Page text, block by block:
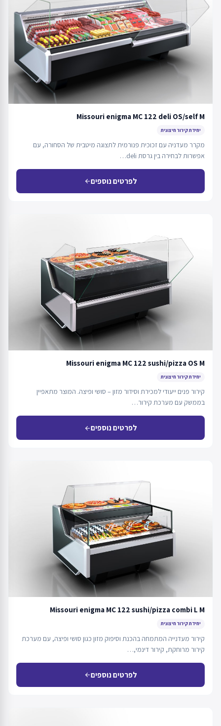
Missouri enigma MC 122 deli OS/self M
יחידת קירור חיצונית
מקרר מעדניה עם זכוכית פנורמית לתצוגה מיטבית של הסחורה, עם
אפשרות לבחירה בין גרסת deli…
לפרטים נוספיםarrow_back
Missouri enigma MC 122 sushi/pizza OS M
יחידת קירור חיצונית
קירור פנים ייעודי למכירת וסידור מזון – סושי ופיצה. המוצר מתאפיין
בממשק עם מערכת קירור…
לפרטים נוספיםarrow_back
Missouri enigma MC 122 sushi/pizza combi L M
יחידת קירור חיצונית
קירור מעדנייה המתמחה בהכנת וסיפוק מזון כגון סושי ופיצה, עם מערכת
קירור מרוחקת, קירור דינמי,…
לפרטים נוספיםarrow_back